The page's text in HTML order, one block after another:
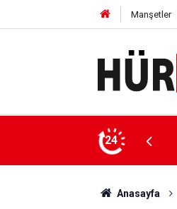
Manşetler
24
Anasayfa